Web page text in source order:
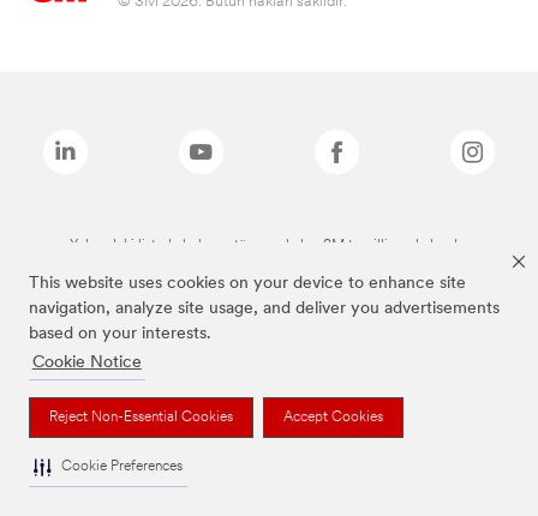
This website uses cookies on your device to enhance site
navigation, analyze site usage, and deliver you advertisements
based on your interests.
Cookie Notice
Reject Non-Essential Cookies Accept Cookies
Cookie Preferences
Yukarıdaki listede bulunan tüm markalar, 3M tescilli markalarıdır.